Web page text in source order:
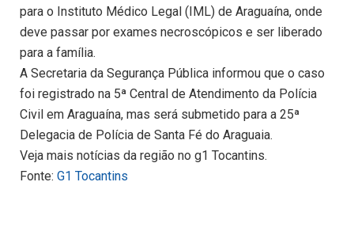
para o Instituto Médico Legal (IML) de Araguaína, onde
deve passar por exames necroscópicos e ser liberado
para a família.
A Secretaria da Segurança Pública informou que o caso
foi registrado na 5ª Central de Atendimento da Polícia
Civil em Araguaína, mas será submetido para a 25ª
Delegacia de Polícia de Santa Fé do Araguaia.
Veja mais notícias da região no g1 Tocantins.
Fonte: G1 Tocantins